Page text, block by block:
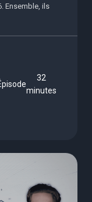
Ensemble, ils
32
minutes